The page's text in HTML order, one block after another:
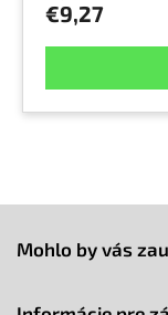
€9,27
Mohlo by vás